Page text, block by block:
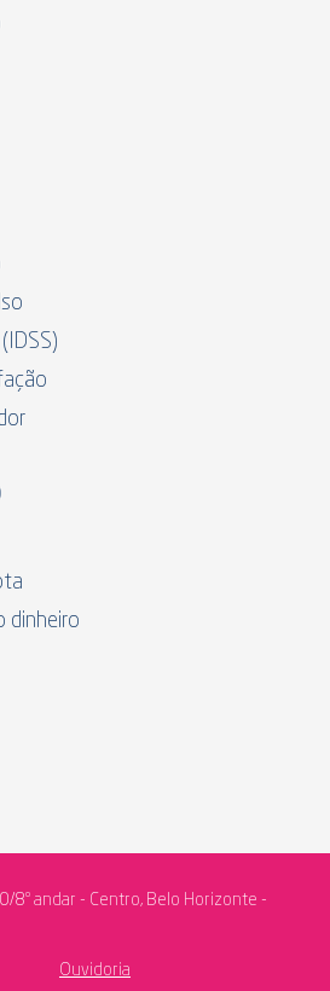
dinheiro
8º andar - Centro, Belo Horizonte -
Ouvidoria